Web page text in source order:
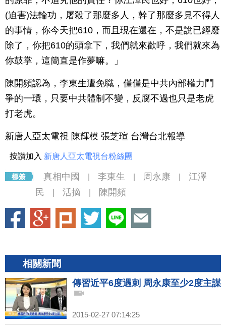
(迫害)法輪功，屠殺了那麼多人，幹了那麼多見不得人
的事情，你今天把610，而且現在還在，不是說已經廢
除了，你把610的頭拿下，我們就來歡呼，我們就來為
你鼓掌，這簡直是作夢嘛。」
陳開頻認為，李東生遭免職，僅僅是中共內部權力鬥
爭的一環，只要中共體制不變，反腐不過也只是老虎
打老虎。
新唐人亞太電視 陳輝模 張芝瑄 台灣台北報導
按讚加入 新唐人亞太電視台粉絲團
真相中國 李東生 周永康
江澤
民
活摘 陳開頻
相關新聞
傳習近平6度遇刺 周永康至少2度主謀
2015-02-27 07:14:25